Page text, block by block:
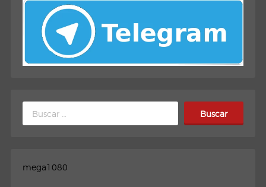
Buscar:
mega1080